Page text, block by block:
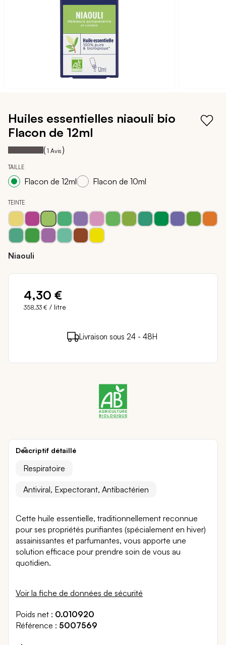
début
Galerie
d’images
Huiles essentielles niaouli bio
Flacon de 12ml
Notation: 100
% of 100
( 1 Avis )
TAILLE
Flacon de 12ml Flacon de 10ml
TEINTE
Niaouli
4,30 €
358,33 € / litre
4 points de fidélité ( 0,08 €)
en achetant ce
Livraison sous 24 - 48H
Paiement sécurisé
Descriptif détaillé
Respiratoire
Antiviral, Expectorant, Antibactérien
Cette huile essentielle, traditionnellement reconnue
pour ses propriétés purifiantes (spécialement en hiver)
assainissantes et parfumantes, vous apporte une
solution efficace pour prendre soin de vous au
quotidien.
Voir la fiche de données de sécurité
Poids net
0.010920
Référence
5007569